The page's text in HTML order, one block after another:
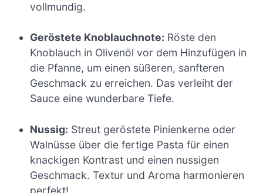
vollmundig.
Geröstete Knoblauchnote: Röste den
Knoblauch in Olivenöl vor dem Hinzufügen in
die Pfanne, um einen süßeren, sanfteren
Geschmack zu erreichen. Das verleiht der
Sauce eine wunderbare Tiefe.
Nussig: Streut geröstete Pinienkerne oder
Walnüsse über die fertige Pasta für einen
knackigen Kontrast und einen nussigen
Geschmack. Textur und Aroma harmonieren
perfekt!